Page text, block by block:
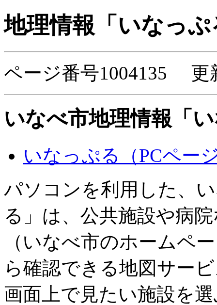
地理情報「いなっぷ
ページ番号1004135 更
いなべ市地理情報「
いなっぷる（PCペー
パソコンを利用した、
る」は、公共施設や病
（いなべ市のホームペ
ら確認できる地図サー
画面上で見たい施設を